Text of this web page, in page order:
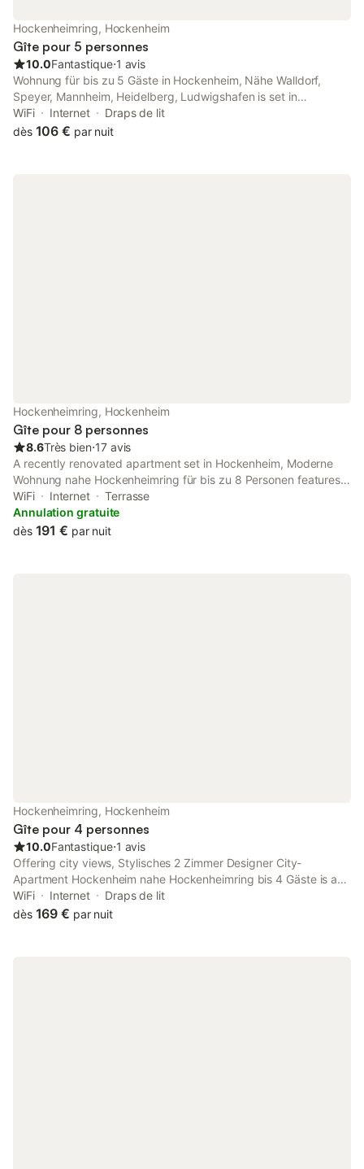
Hockenheimring, Hockenheim
Gîte pour 5 personnes
10.0Fantastique⋅1 avis
Wohnung für bis zu 5 Gäste in Hockenheim, Nähe Walldorf,
Speyer, Mannheim, Heidelberg, Ludwigshafen is set in
Hockenheim, 20 km from Maimarkt Mannheim, 21 km from
Central Station Heidelberg, and 22 km from Luisenpark.
WiFi Internet
Draps de lit
dès 106 € par nuit
Hockenheimring, Hockenheim
Gîte pour 8 personnes
8.6Très bien⋅17 avis
A recently renovated apartment set in Hockenheim, Moderne
Wohnung nahe Hockenheimring für bis zu 8 Personen features a
garden. The property features quiet street views and is 2.8 km
from Hockenheimring and 18 km from Central Station
Heidelberg.
WiFi Internet
Terrasse
Annulation gratuite
dès 191 € par nuit
Hockenheimring, Hockenheim
Gîte pour 4 personnes
10.0Fantastique⋅1 avis
Offering city views, Stylisches 2 Zimmer Designer City-
Apartment Hockenheim nahe Hockenheimring bis 4 Gäste is an
accommodation situated in Hockenheim, 2.9 km from
Hockenheimring and 20 km from Maimarkt Mannheim.
WiFi Internet
Draps de lit
dès 169 € par nuit